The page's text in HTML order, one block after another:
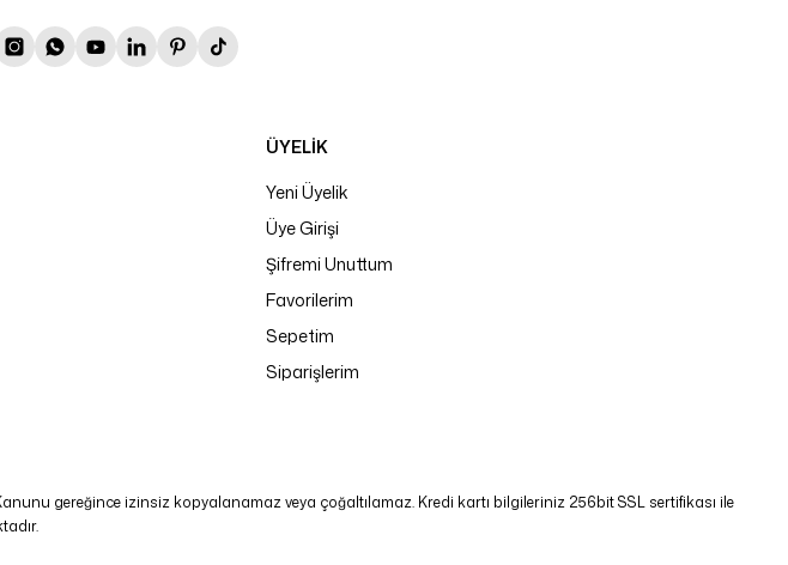
ÜYELİK
Yeni Üyelik
Üye Girişi
Şifremi Unuttum
Favorilerim
Sepetim
Siparişlerim
gereğince izinsiz kopyalanamaz veya çoğaltılamaz. Kredi kartı bilgileriniz 256bit SSL sertifikası ile